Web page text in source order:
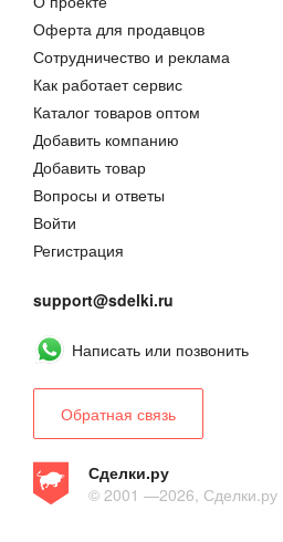
Пуфики
730,00 руб.
Оферта для продавцов
Сотрудничество и реклама
Как работает сервис
Каталог товаров оптом
Добавить компанию
Добавить товар
Вопросы и ответы
Войти
Регистрация
support@sdelki.ru
Написать или позвонить
Обратная связь
Сделки.ру
© 2001 —2026, Сделки.ру